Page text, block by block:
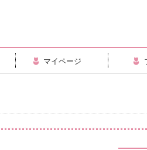
マイページ